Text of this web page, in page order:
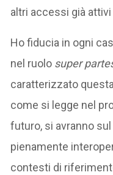
altri accessi già
Ho fiducia in ogni
nel ruolo super
caratterizzato
come si legge nel
futuro, si avranno
pienamente
contesti di